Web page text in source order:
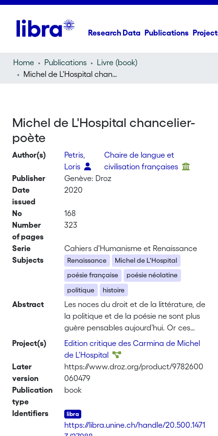
Research Data Publications
Home Publications
Livre (book)
Michel de L'Hospital chancelier-poète
Michel de L'Hospital chancelier-
poète
Author(s)
Petris,
Loris
Chaire de langue et
civilisation françaises
Publisher
Genève: Droz
Date
issued
2020
No
168
Number
of pages
323
Serie
Cahiers d'Humanisme et Renaissance
Subjects
Renaissance
Michel de L'Hospital
poésie française
poésie néolatine
politique
histoire
Abstract
Les noces du droit et de la littérature, de
la politique et de la poésie ne sont plus
guère pensables aujourd’hui. Or ces
champs du savoir et de l’action étaient
réunis sous l’Ancien Régime, quand le
langage poétique paraissait le support
le plus adéquat d’une pensée élevée.
Michel de L’Hospital (v. 1505-1573) a
Entre 1543 et 1573, le chancelier-poète
commente en latin poétique et
philosophique les aléas de son existence
Project(s)
Edition critique des Carmina de Michel
de L'Hospital
Later
version
https://www.droz.org/product/9782600
060479
Publication
type
book
Identifiers
https://libra.unine.ch/handle/20.500.1471